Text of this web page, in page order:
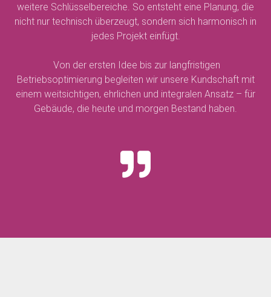
weitere Schlüsselbereiche. So entsteht eine Planung, die
nicht nur technisch überzeugt, sondern sich harmonisch in
jedes Projekt einfügt.
Von der ersten Idee bis zur langfristigen
Betriebsoptimierung begleiten wir unsere Kundschaft mit
einem weitsichtigen, ehrlichen und integralen Ansatz – für
Gebäude, die heute und morgen Bestand haben.